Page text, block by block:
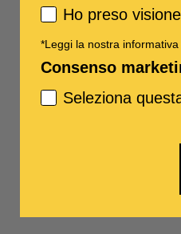
Privacy policy
Ho preso
*Leggi la nostra informativa
Consenso
Seleziona